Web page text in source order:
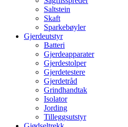
Saltstein
Skaft
Sparkebøyler
Gjerdeutstyr
Batteri
Gjerdeapparater
Gjerdestolper
Gjerdetestere
Gjerdetråd
Grindhandtak
Isolator
Jording
Tilleggsutstyr